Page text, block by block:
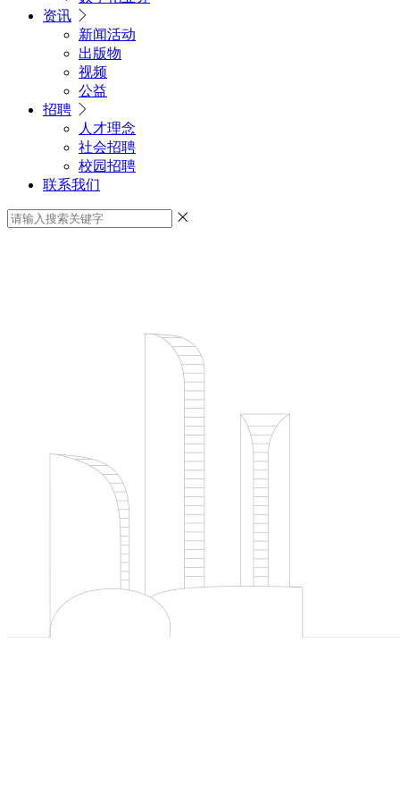
资讯
新闻活动
出版物
视频
公益
招聘
人才理念
社会招聘
校园招聘
联系我们